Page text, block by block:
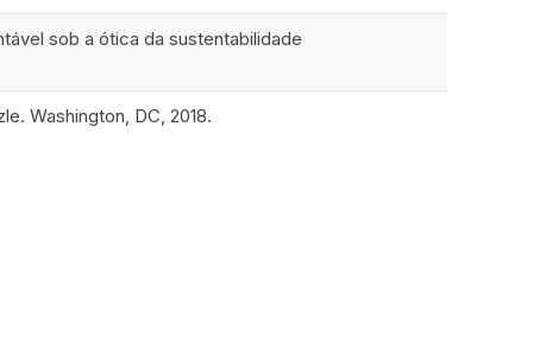
sob a ótica da sustentabilidade
Washington, DC, 2018.